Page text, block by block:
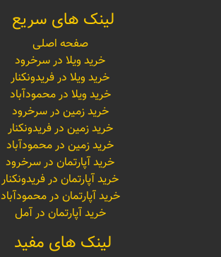
لینک های سریع
صفحه اصلی
خرید ویلا در سرخرود
خرید ویلا در فریدونکنار
خرید ویلا در محمودآباد
خرید زمین در سرخرود
خرید زمین در فریدونکنار
خرید زمین در محمودآباد
خرید آپارتمان در سرخرود
خرید آپارتمان در فریدونکنار
خرید آپارتمان در محمودآباد
خرید آپارتمان در آمل
لینک های مفید